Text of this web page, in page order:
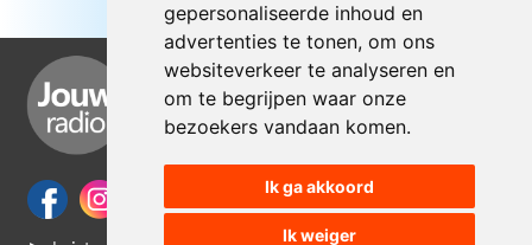
gepersonaliseerde inhoud en
advertenties te tonen, om ons
websiteverkeer te analyseren en
om te begrijpen waar onze
bezoekers vandaan komen.
Ik ga akkoord
Ik weiger